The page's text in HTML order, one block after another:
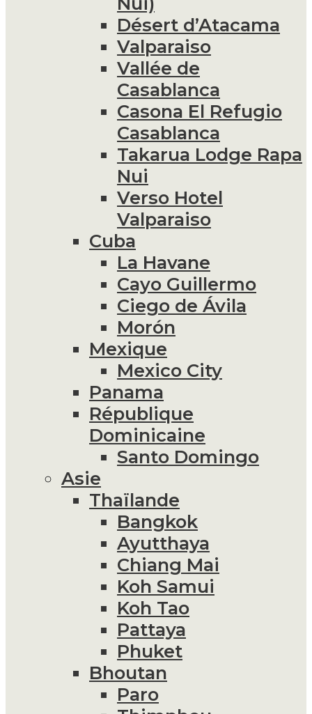
Désert d’Atacama
Valparaiso
Vallée de
Casablanca
Casona El Refugio
Casablanca
Takarua Lodge Rapa
Nui
Verso Hotel
Valparaiso
Cuba
La Havane
Cayo Guillermo
Ciego de Ávila
Morón
Mexique
Mexico City
Panama
République
Dominicaine
Santo Domingo
Asie
Thaïlande
Bangkok
Ayutthaya
Chiang Mai
Koh Samui
Koh Tao
Pattaya
Phuket
Bhoutan
Paro